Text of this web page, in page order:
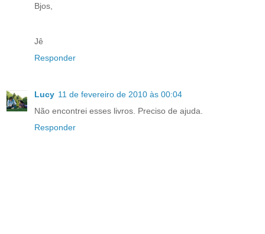
Bjos,
Jê
Responder
Lucy 11 de fevereiro de 2010 às 00:04
Não encontrei esses livros. Preciso de ajuda.
Responder